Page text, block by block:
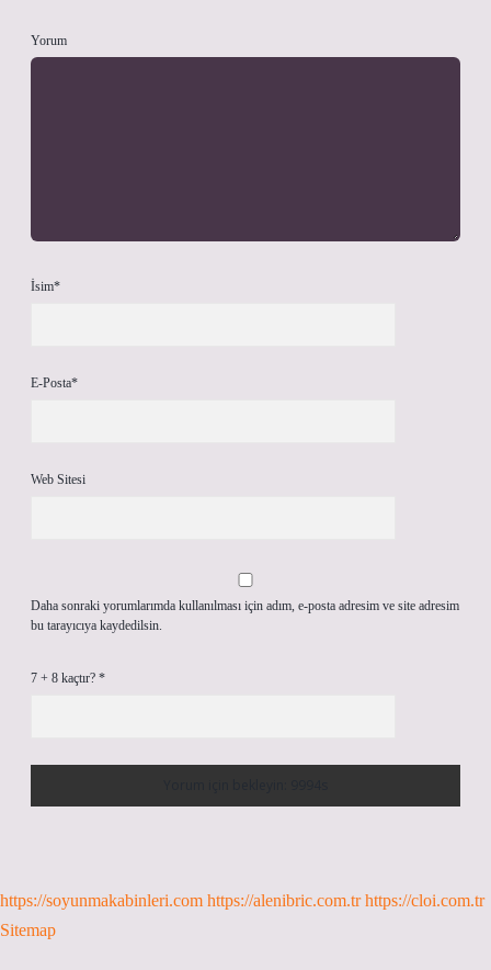
Yorum
İsim*
E-Posta*
Web Sitesi
Daha sonraki yorumlarımda kullanılması için adım, e-posta adresim ve site adresim
bu tarayıcıya kaydedilsin.
7 + 8 kaçtır? *
https://soyunmakabinleri.com https://alenibric.com.tr https://cloi.com.tr
Sitemap